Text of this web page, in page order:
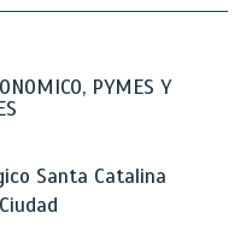
PYMES Y
Santa Catalina